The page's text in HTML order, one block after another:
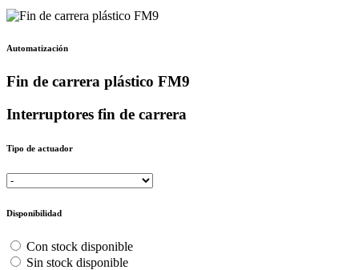
Automatización
Fin de carrera plástico FM9
Interruptores fin de carrera
Tipo de actuador
Disponibilidad
Con stock disponible
Sin stock disponible